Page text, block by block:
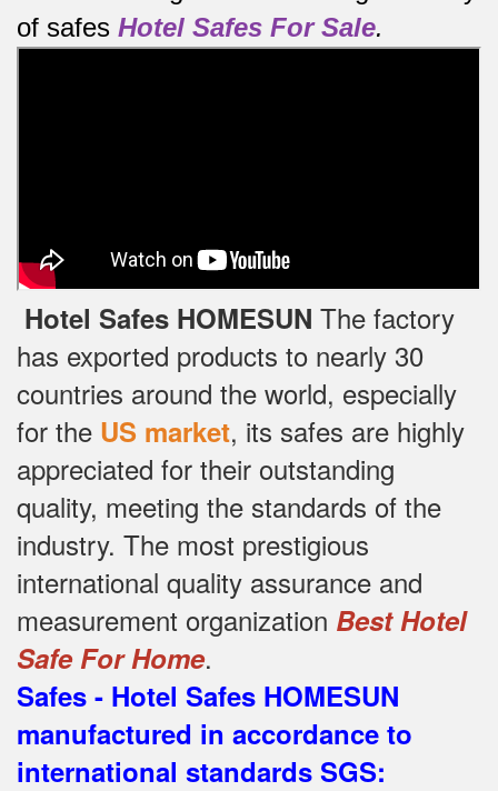
of safes Hotel Safes For Sale.
Hotel Safes HOMESUN The factory
has exported products to nearly 30
countries around the world, especially
for the US market, its safes are highly
appreciated for their outstanding
quality, meeting the standards of the
industry. The most prestigious
international quality assurance and
measurement organization Best Hotel
Safe For Home.
Safes - Hotel Safes HOMESUN
manufactured in accordance to
international standards SGS: